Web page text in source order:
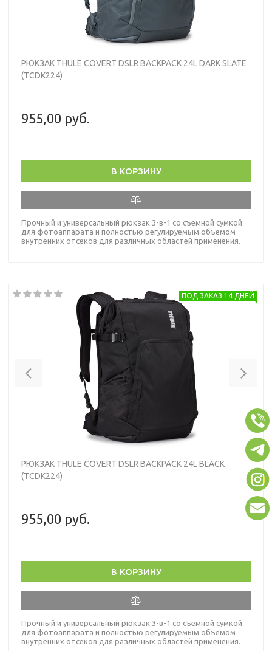
РЮКЗАК THULE COVERT DSLR BACKPACK 24L DARK SLATE
(TCDK224)
955,00 руб.
В КОРЗИНУ
Прочный и универсальный рюкзак 3-в-1 со съемной сумкой
для фотоаппарата и полностью регулируемым объемом
внутренних отсеков для различных областей применения.
ПОД ЗАКАЗ 14 ДНЕЙ
РЮКЗАК THULE COVERT DSLR BACKPACK 24L BLACK
(TCDK224)
955,00 руб.
В КОРЗИНУ
Прочный и универсальный рюкзак 3-в-1 со съемной сумкой
для фотоаппарата и полностью регулируемым объемом
внутренних отсеков для различных областей применения.